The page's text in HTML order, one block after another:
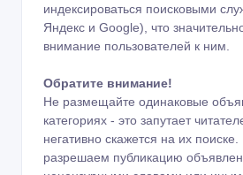
индексироваться поисковыми
Яндекс и Google), что
внимание пользователей к ним.
Обратите внимание!
Не размещайте одинаковые
категориях - это запутает
негативно скажется на их
разрешаем публикацию